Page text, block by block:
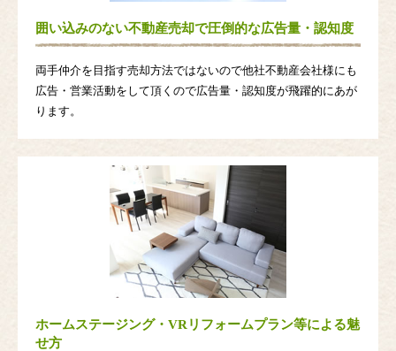
囲い込みのない不動産売却で圧倒的な広告量・認知度
両手仲介を目指す売却方法ではないので他社不動産会社様にも
広告・営業活動をして頂くので広告量・認知度が飛躍的にあが
ります。
ホームステージング・VRリフォームプラン等による魅
せ方